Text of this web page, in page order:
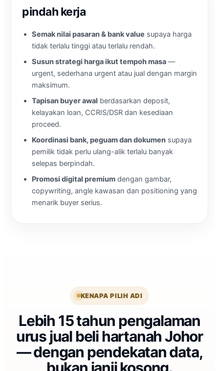
pindah kerja
Semak nilai pasaran & bank value supaya harga
tidak terlalu tinggi atau terlalu rendah.
Susun strategi harga ikut tempoh masa —
urgent, sederhana urgent atau jual dengan margin
maksimum.
Tapisan buyer awal berdasarkan deposit,
kelayakan loan, CCRIS/DSR dan kesediaan
proceed.
Koordinasi bank, peguam dan dokumen supaya
pemilik tidak perlu ulang-alik terlalu banyak
selepas berpindah.
Promosi digital premium dengan gambar,
copywriting, angle kawasan dan positioning yang
menarik buyer serius.
KENAPA PILIH ADI
Lebih 15 tahun pengalaman
urus jual beli hartanah Johor
— dengan pendekatan data,